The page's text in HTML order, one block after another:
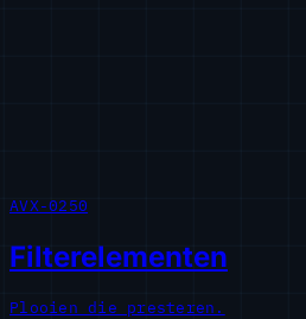
AVX-0250
Filterelementen
Plooien die presteren.